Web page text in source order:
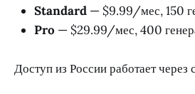
Standard — $9.99/мес, 150
Pro — $29.99/мес, 400
Доступ из России работает